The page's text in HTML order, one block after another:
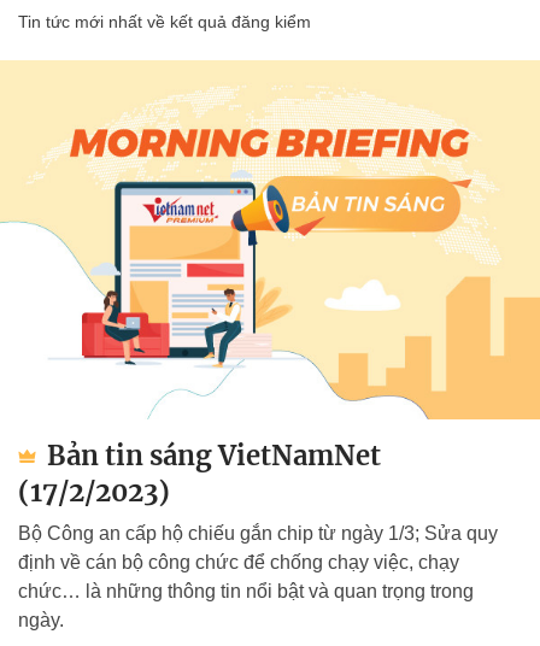
Tin tức mới nhất về kết quả đăng kiểm
Bản tin sáng VietNamNet
(17/2/2023)
Bộ Công an cấp hộ chiếu gắn chip từ ngày 1/3; Sửa quy
định về cán bộ công chức để chống chạy việc, chạy
chức… là những thông tin nổi bật và quan trọng trong
ngày.